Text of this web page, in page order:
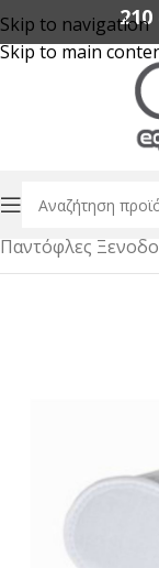
Skip to navigation
Skip to main
210
Αρχική σελίδα/
Παντόφλες